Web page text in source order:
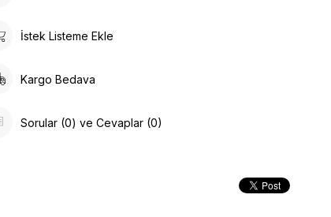
İstek Listeme Ekle
Kargo Bedava
Sorular (0) ve Cevaplar (0)